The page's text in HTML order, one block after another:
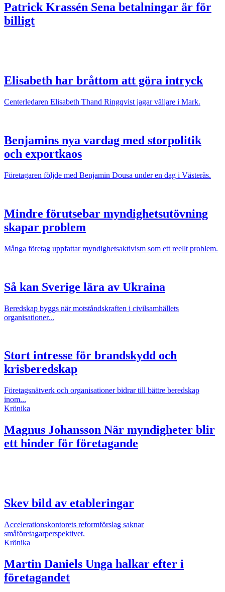
Patrick Krassén Sena betalningar är för
billigt
Elisabeth har bråttom att göra intryck
Centerledaren Elisabeth Thand Ringqvist jagar väljare i Mark.
Benjamins nya vardag med storpolitik
och exportkaos
Företagaren följde med Benjamin Dousa under en dag i Västerås.
Mindre förutsebar myndighetsutövning
skapar problem
Många företag uppfattar myndighetsaktivism som ett reellt problem.
Så kan Sverige lära av Ukraina
Beredskap byggs när motståndskraften i civilsamhällets
organisationer...
Stort intresse för brandskydd och
krisberedskap
Företagsnätverk och organisationer bidrar till bättre beredskap
inom...
Krönika
Magnus Johansson När myndigheter blir
ett hinder för företagande
Skev bild av etableringar
Accelerationskontorets reformförslag saknar
småföretagarperspektivet.
Krönika
Martin Daniels Unga halkar efter i
företagandet